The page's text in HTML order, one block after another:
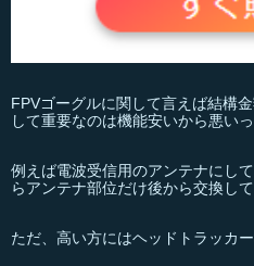
FPVゴーグルに関して言えば結構
して重要なのは機能安いから悪い
例えば電波受信用のアンテナにし
らアンテナ部位だけ後から交換し
ただ、高い方にはヘッドトラッカ